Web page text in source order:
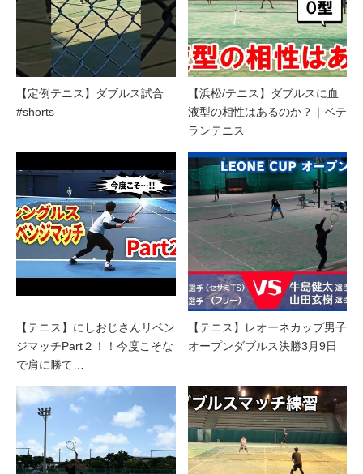
【定例テニス】ダブルス試合
#shorts
【浜松/テニス】ダブルスに血
液型の相性はあるのか？｜ベテ
ランテニス
【テニス】にしおじさんリベン
ジマッチPart２！！今度こそな
で肩に勝て…
【テニス】レオーネカップ男子
オープンダブルス決勝3月9日